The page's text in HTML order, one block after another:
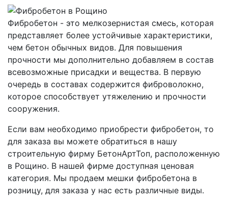
Фибробетон - это мелкозернистая смесь, которая
представляет более устойчивые характеристики,
чем бетон обычных видов. Для повышения
прочности мы дополнительно добавляем в состав
всевозможные присадки и вещества. В первую
очередь в составах содержится фиброволокно,
которое способствует утяжелению и прочности
сооружения.
Если вам необходимо приобрести фибробетон, то
для заказа вы можете обратиться в нашу
строительную фирму БетонАртТоп, расположенную
в Рощино. В нашей фирме доступная ценовая
категория. Мы продаем мешки фибробетона в
розницу, для заказа у нас есть различные виды.